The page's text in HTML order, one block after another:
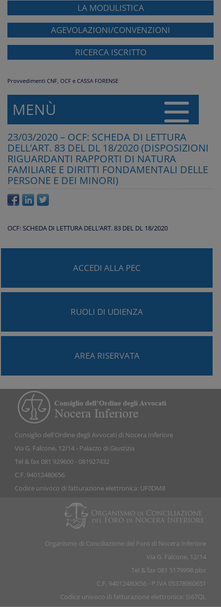
LA MODULISTICA
AGEVOLAZIONI/CONVENZIONI
RICERCA ISCRITTO
Provvedimenti CNF, OCF e CASSA FORENSE
MENÙ
23/03/2020 – OCF: SCHEDA DI LETTURA
DELL’ART. 83 DEL DL 18/2020 (DISPOSIZIONI
RIGUARDANTI RAPPORTI DI NATURA
FAMILIARE E DIRITTI FONDAMENTALI DELLE
PERSONE E DEI MINORI)
OCF: SCHEDA DI LETTURA DELL’ART. 83 DEL DL 18/2020
ACCEDI ALLA PEC
RUOLI DI UDIENZA
AREA RISERVATA
Consiglio dell'Ordine degli Avvocati di Nocera Inferiore
Via G. Falcone, 12/14 - Palazzo di Giustizia
Tel & fax 081 929600 - 081927432
C.F. 94012480656
Codice univoco di fatturazione elettronica: UF0DM8
Organismo di Conciliazione del Foro di Nocera Inferiore
Via G. Falcone, 12/14
Tel & fax 081 5179998 pbx
C.F. 94012480656 - P.IVA 05378960651
Codice univoco di fatturazione elettronica: SI67QL